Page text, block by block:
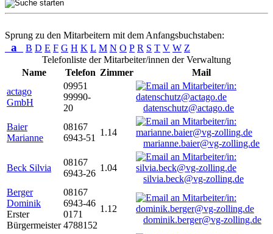
Sprung zu den Mitarbeitern mit dem Anfangsbuchstaben:
a B D E F G H K L M N O P R S T V W Z
Telefonliste der Mitarbeiter/innen der Verwaltung
Name
Telefon Zimmer
Mail
actago
GmbH
09951
99990-
20
datenschutz@actago.de
Baier
Marianne
08167
6943-51
1.14
marianne.baier@vg-zolling.de
Beck Silvia
08167
6943-26
1.04
silvia.beck@vg-zolling.de
Berger
Dominik
Erster
Bürgermeister
08167
6943-46
0171
4788152
1.12
dominik.berger@vg-zolling.de